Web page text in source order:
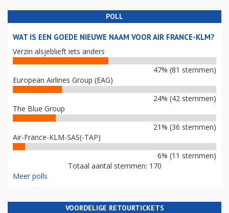
POLL
WAT IS EEN GOEDE NIEUWE NAAM VOOR AIR FRANCE-KLM?
Verzin alsjeblieft iets anders
47% (81 stemmen)
European Airlines Group (EAG)
24% (42 stemmen)
The Blue Group
21% (36 stemmen)
Air-France-KLM-SAS(-TAP)
6% (11 stemmen)
Totaal aantal stemmen: 170
Meer polls
VOORDELIGE RETOURTICKETS